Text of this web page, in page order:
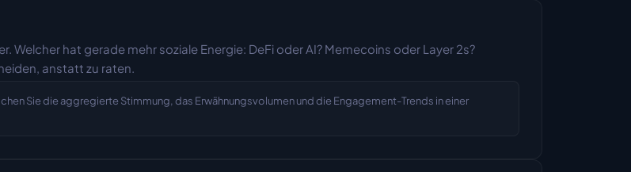
Welcher hat gerade mehr soziale Energie: DeFi oder AI? Memecoins oder Layer 2s?
anstatt zu raten.
Sie die aggregierte Stimmung, das Erwähnungsvolumen und die Engagement-Trends in einer